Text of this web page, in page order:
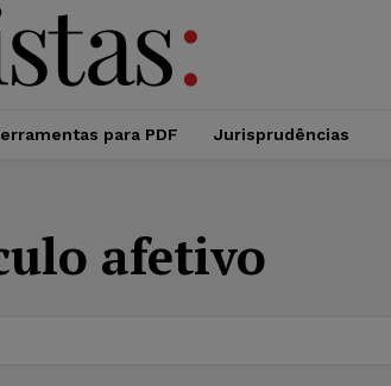
para PDF Jurisprudências
afetivo